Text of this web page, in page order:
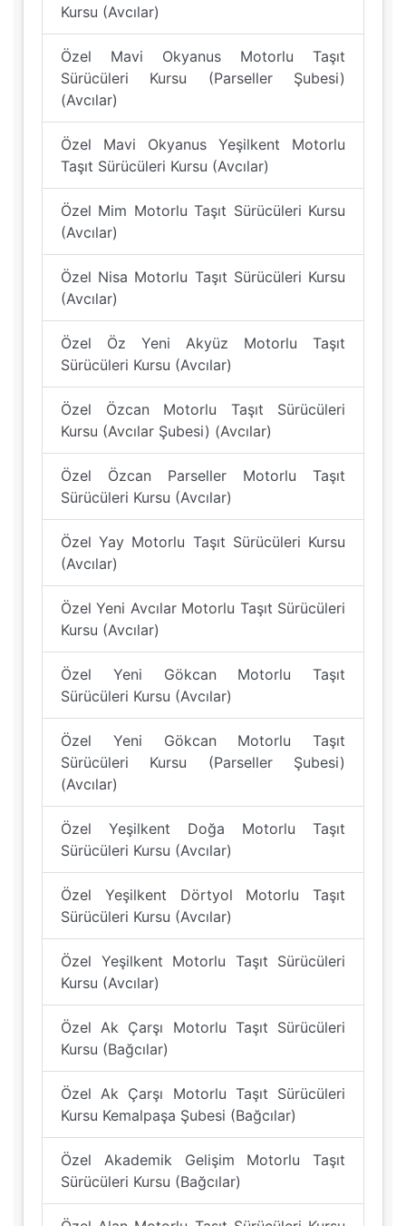
Kursu (Avcılar)
Özel Mavi Okyanus Motorlu Taşıt
Sürücüleri Kursu (Parseller Şubesi)
(Avcılar)
Özel Mavi Okyanus Yeşilkent Motorlu
Taşıt Sürücüleri Kursu (Avcılar)
Özel Mim Motorlu Taşıt Sürücüleri Kursu
(Avcılar)
Özel Nisa Motorlu Taşıt Sürücüleri Kursu
(Avcılar)
Özel Öz Yeni Akyüz Motorlu Taşıt
Sürücüleri Kursu (Avcılar)
Özel Özcan Motorlu Taşıt Sürücüleri
Kursu (Avcılar Şubesi) (Avcılar)
Özel Özcan Parseller Motorlu Taşıt
Sürücüleri Kursu (Avcılar)
Özel Yay Motorlu Taşıt Sürücüleri Kursu
(Avcılar)
Özel Yeni Avcılar Motorlu Taşıt Sürücüleri
Kursu (Avcılar)
Özel Yeni Gökcan Motorlu Taşıt
Sürücüleri Kursu (Avcılar)
Özel Yeni Gökcan Motorlu Taşıt
Sürücüleri Kursu (Parseller Şubesi)
(Avcılar)
Özel Yeşilkent Doğa Motorlu Taşıt
Sürücüleri Kursu (Avcılar)
Özel Yeşilkent Dörtyol Motorlu Taşıt
Sürücüleri Kursu (Avcılar)
Özel Yeşilkent Motorlu Taşıt Sürücüleri
Kursu (Avcılar)
Özel Ak Çarşı Motorlu Taşıt Sürücüleri
Kursu (Bağcılar)
Özel Ak Çarşı Motorlu Taşıt Sürücüleri
Kursu Kemalpaşa Şubesi (Bağcılar)
Özel Akademik Gelişim Motorlu Taşıt
Sürücüleri Kursu (Bağcılar)